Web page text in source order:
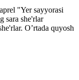
"Yer sayyorasi
sara she'rlar
O’rtada quyosh